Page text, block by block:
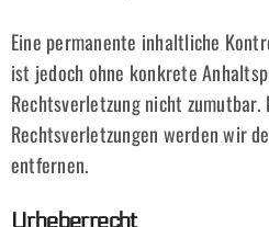
Eine permanente inhaltliche
ist jedoch ohne konkrete
Rechtsverletzung nicht
Rechtsverletzungen werden wir
entfernen.
Urheberrecht